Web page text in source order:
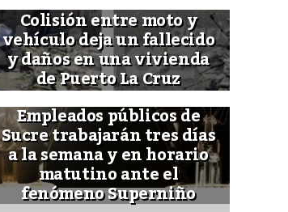
Colisión entre moto y
vehículo deja un fallecido
y daños en una vivienda
de Puerto La Cruz
Empleados públicos de
Sucre trabajarán tres días
a la semana y en horario
matutino ante el
fenómeno Superniño